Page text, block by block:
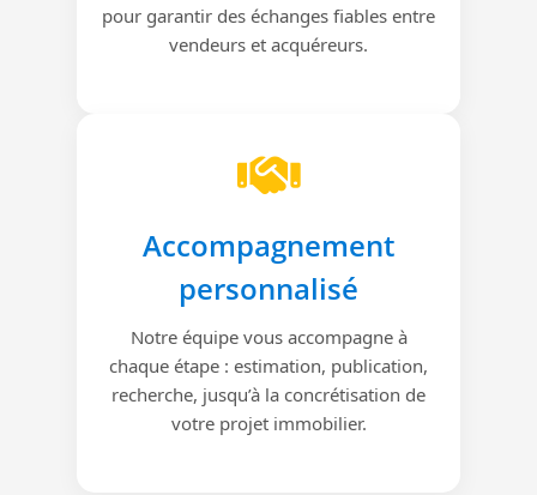
pour garantir des échanges fiables entre
vendeurs et acquéreurs.
Accompagnement
personnalisé
Notre équipe vous accompagne à
chaque étape : estimation, publication,
recherche, jusqu’à la concrétisation de
votre projet immobilier.